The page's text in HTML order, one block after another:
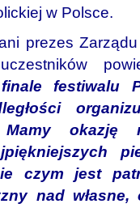
w Polsce.
prezes
festiwalu
Mamy okazję
czym jest
nad